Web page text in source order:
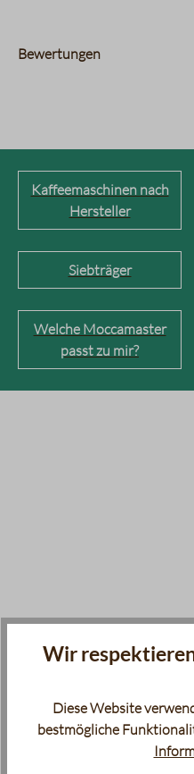
Bewertungen
Kaffeemaschinen nach
Hersteller
Siebträger
Welche Moccamaster
passt zu mir?
Wir
Diese Website
bestmögliche